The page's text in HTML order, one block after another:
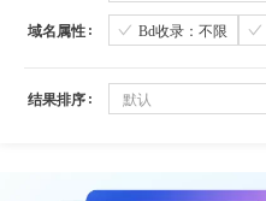
域名属性 Bd收录：不限
结果排序 默认